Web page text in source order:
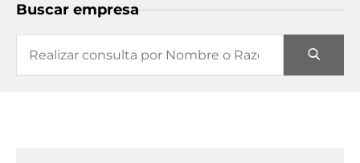
Buscar empresa